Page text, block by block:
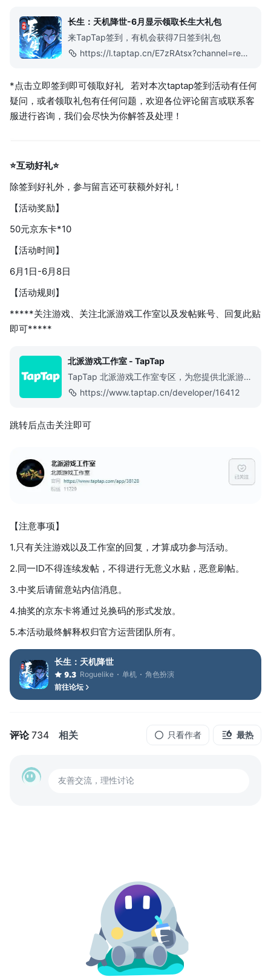
长生：天机降世-6月显示领取长生大礼包
来TapTap签到，有机会获得7日签到礼包
https://l.taptap.cn/E7zRAtsx?channel=rep-rep_fhpvi3xiuuc_h5url8323
*点击立即签到即可领取好礼 若对本次taptap签到活动有任何
疑问，或者领取礼包有任何问题，欢迎各位评论留言或联系客
服进行咨询，我们会尽快为你解答及处理！
⭐互动好礼⭐
除签到好礼外，参与留言还可获额外好礼！
【活动奖励】
50元京东卡*10
【活动时间】
6月1日-6月8日
【活动规则】
*****关注游戏、关注北派游戏工作室以及发帖账号、回复此贴
即可*****
北派游戏工作室 - TapTap
TapTap 北派游戏工作室专区，为您提供北派游戏工作室的评价、北派游戏工作室的论坛以及北派游戏工作室旗下游戏。
https://www.taptap.cn/developer/16412
跳转后点击关注即可
【注意事项】
1.只有关注游戏以及工作室的回复，才算成功参与活动。
2.同一ID不得连续发帖，不得进行无意义水贴，恶意刷帖。
3.中奖后请留意站内信消息。
4.抽奖的京东卡将通过兑换码的形式发放。
5.本活动最终解释权归官方运营团队所有。
长生：天机降世
9.3 Roguelike 单机
角色扮演
前往论坛
评论 734 相关 只看作者 最热
友善交流，理性讨论